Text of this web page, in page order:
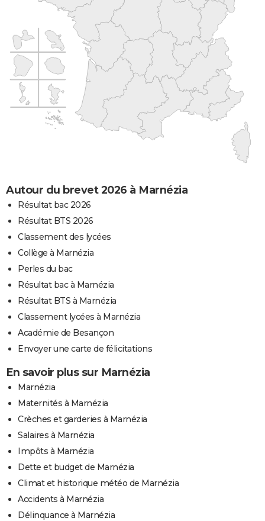
Autour du brevet 2026 à Marnézia
Résultat bac 2026
Résultat BTS 2026
Classement des lycées
Collège à Marnézia
Perles du bac
Résultat bac à Marnézia
Résultat BTS à Marnézia
Classement lycées à Marnézia
Académie de Besançon
Envoyer une carte de félicitations
En savoir plus sur Marnézia
Marnézia
Maternités à Marnézia
Crèches et garderies à Marnézia
Salaires à Marnézia
Impôts à Marnézia
Dette et budget de Marnézia
Climat et historique météo de Marnézia
Accidents à Marnézia
Délinquance à Marnézia